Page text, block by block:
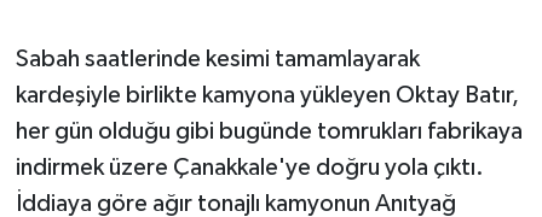
Sabah saatlerinde kesimi tamamlayarak
kardeşiyle birlikte kamyona yükleyen Oktay Batır,
her gün olduğu gibi bugünde tomrukları fabrikaya
indirmek üzere Çanakkale'ye doğru yola çıktı.
İddiaya göre ağır tonajlı kamyonun Anıtyağ